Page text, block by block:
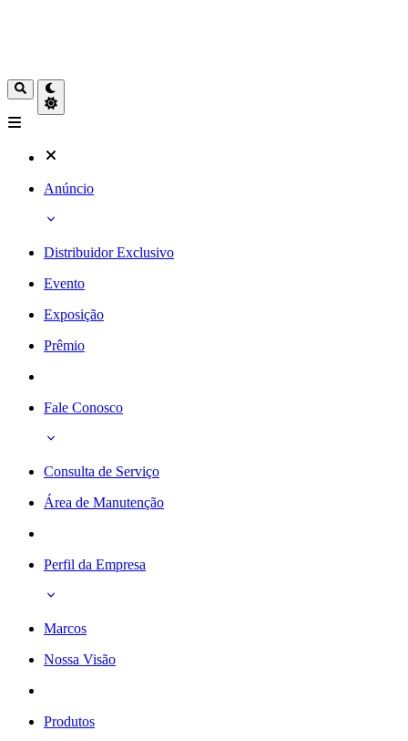
Anúncio
Distribuidor Exclusivo
Evento
Exposição
Prêmio
Fale Conosco
Consulta de Serviço
Área de Manutenção
Perfil da Empresa
Marcos
Nossa Visão
Produtos